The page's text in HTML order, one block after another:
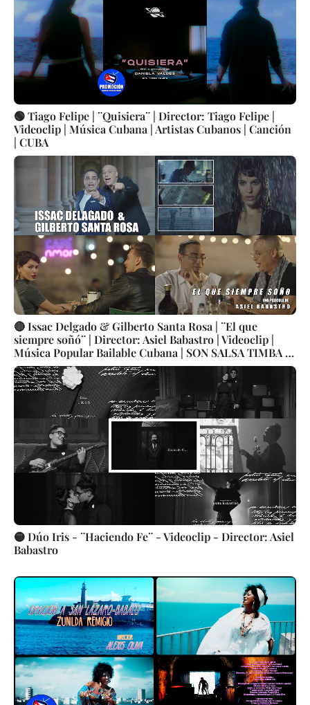
🟢 Tiago Felipe | ¨Quisiera¨ | Director: Tiago Felipe |
Videoclip | Música Cubana | Artistas Cubanos | Canción
| CUBA
🔴 Issac Delgado & Gilberto Santa Rosa | ¨El que
siempre soñó¨ | Director: Asiel Babastro | Videoclip |
Música Popular Bailable Cubana | SON SALSA TIMBA |
Artistas Cubanos | Canción | CUBA
🟡 Dúo Iris - ¨Haciendo Fe¨ - Videoclip - Director: Asiel
Babastro